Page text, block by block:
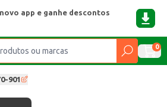
app e ganhe descontos
0
901